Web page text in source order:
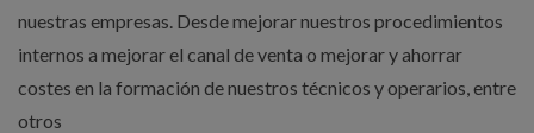
nuestras empresas. Desde mejorar nuestros procedimientos
internos a mejorar el canal de venta o mejorar y ahorrar
costes en la formación de nuestros técnicos y operarios, entre
otros